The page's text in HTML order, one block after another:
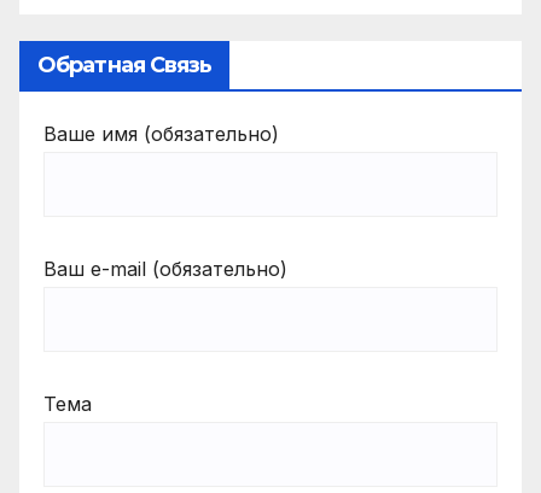
Обратная Связь
Ваше имя (обязательно)
Ваш e-mail (обязательно)
Тема